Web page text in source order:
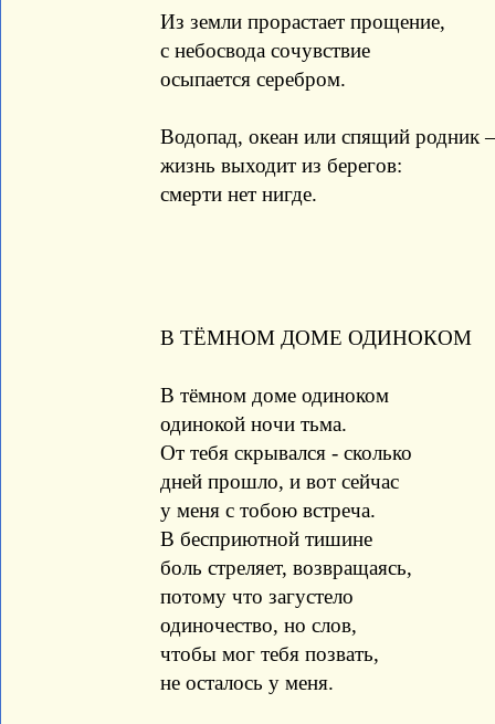
Из земли прорастает прощение,
с небосвода сочувствие
осыпается серебром.
Водопад, океан или спящий родник –
жизнь выходит из берегов:
смерти нет нигде.
В ТЁМНОМ ДОМЕ ОДИНОКОМ
В тёмном доме одиноком
одинокой ночи тьма.
От тебя скрывался - сколько
дней прошло, и вот сейчас
у меня с тобою встреча.
В бесприютной тишине
боль стреляет, возвращаясь,
потому что загустело
одиночество, но слов,
чтобы мог тебя позвать,
не осталось у меня.